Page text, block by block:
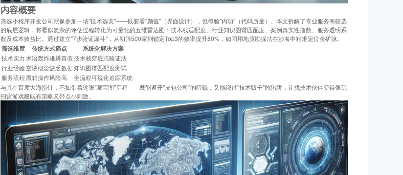
内容概要
筛选小程序开发公司就像参加一场"技术选美"——既要看"颜值"（界面设计），也得验"内功"（代码质量）。本文拆解了专业服务商筛选
的底层逻辑，将看似复杂的评估过程转化为可量化的五维雷达图：技术栈适配度、行业知识图谱匹配度、案例真实性指数、服务透明系
数及成本效益比。通过建立"7步验证漏斗"，从初筛500家到锁定Top3的效率提升80%，如同用地质勘探法在沙海中精准定位金矿脉。
筛选维度 传统方式痛点 系统化解决方案
技术实力 术语轰炸难辨真假 技术栈穿透式验证法
行业经验空谈概念缺乏数据知识图谱匹配度测试
服务流程 黑箱操作风险高
全流程可视化追踪系统
与其在百度大海捞针，不如带着这张"藏宝图"启程——既能避开"皮包公司"的暗礁，又能绕过"技术贩子"的陷阱，让找技术伙伴变得像玩
扫雷游戏般既有策略又带点小刺激。